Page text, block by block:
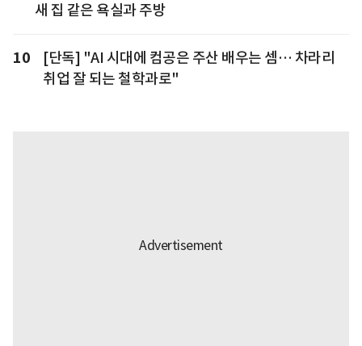
새 집 같은 욕실과 주방
10
[단독] "AI 시대에 컴공은 주산 배우는 셈… 차라리
취업 잘 되는 철학과로"